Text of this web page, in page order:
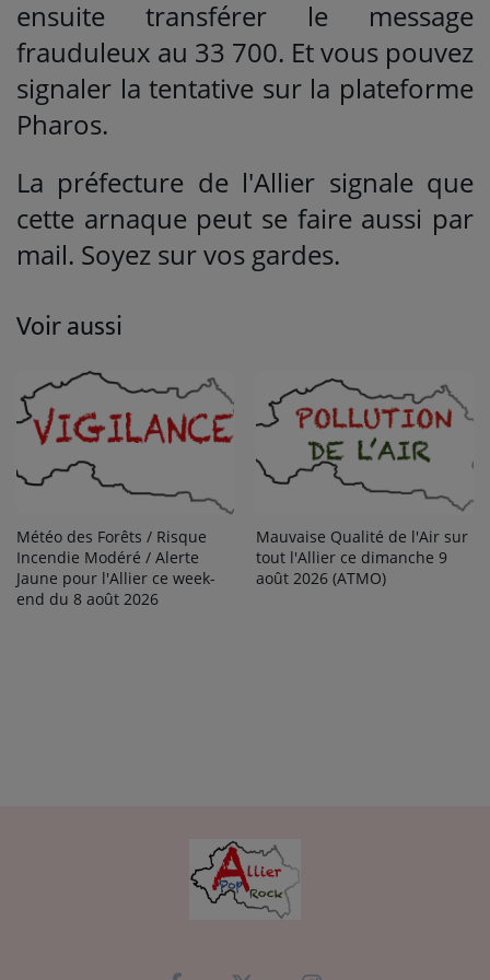
ensuite transférer le message
frauduleux au 33 700. Et vous pouvez
signaler la tentative sur la plateforme
Pharos.
La préfecture de l'Allier signale que
cette arnaque peut se faire aussi par
mail. Soyez sur vos gardes.
Voir aussi
Météo des Forêts / Risque
Incendie Modéré / Alerte
Jaune pour l'Allier ce week-
end du 8 août 2026
Mauvaise Qualité de l'Air sur
tout l'Allier ce dimanche 9
août 2026 (ATMO)